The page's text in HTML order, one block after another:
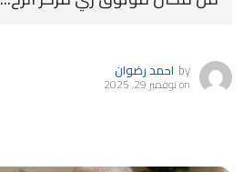
by احمد رضوان
onنوفمبر 29, 2025